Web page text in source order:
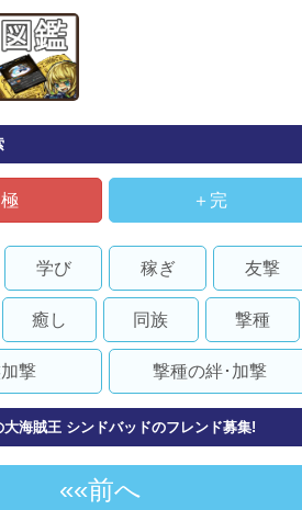
＋完
学び 稼ぎ 友撃
癒し 同族 撃種
撃 撃種の絆･加撃
海賊王 シンドバッドのフレンド募集!
«前へ